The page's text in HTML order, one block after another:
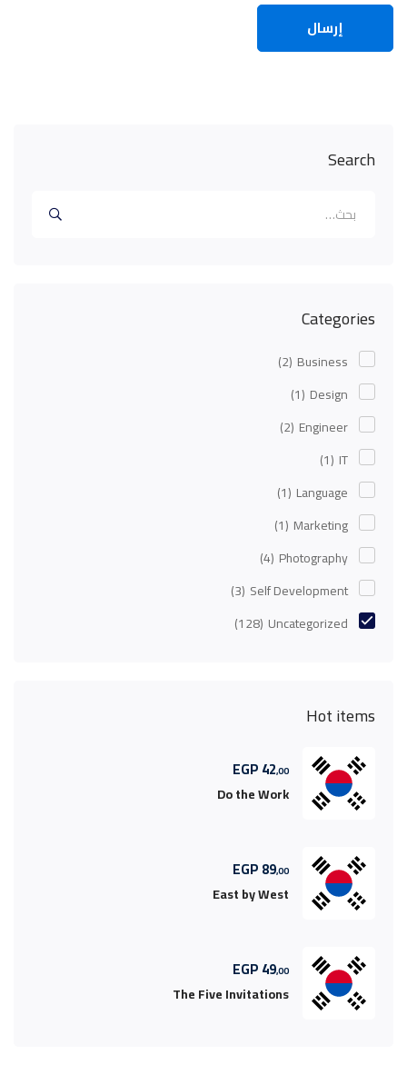
Search
Categories
Business
(2)
Design
(1)
Engineer
(2)
IT
(1)
Language
(1)
Marketing
(1)
Photography
(4)
Self Development
(3)
Uncategorized
(128)
Hot items
42,00
EGP
Do the Work
89,00
EGP
East by West
49,00
EGP
The Five Invitations